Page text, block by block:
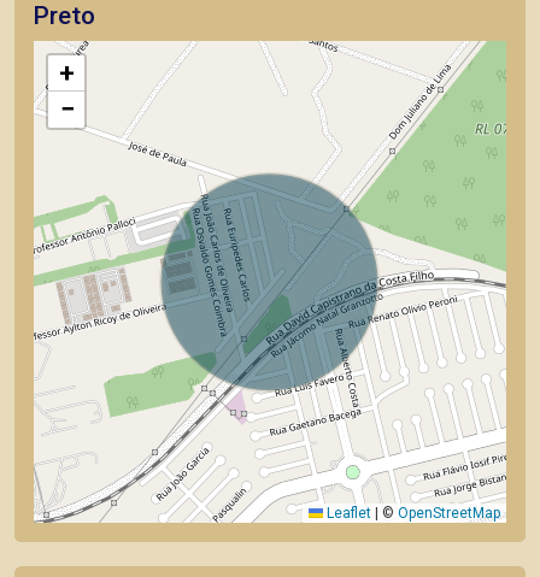
Preto
+
−
Leaflet © OpenStreetMap